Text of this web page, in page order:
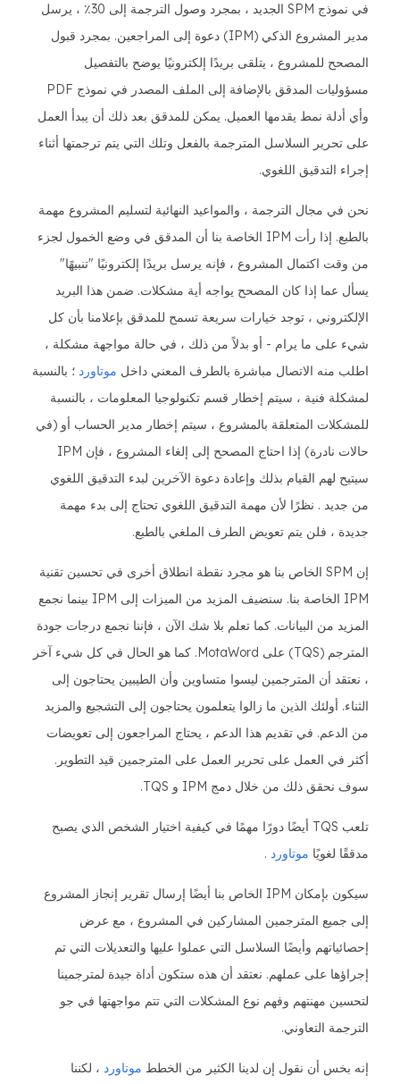
في نموذج SPM الجديد ، بمجرد وصول الترجمة إلى 30٪ ، يرسل
مدير المشروع الذكي (IPM) دعوة إلى المراجعين. بمجرد قبول
المصحح للمشروع ، يتلقى بريدًا إلكترونيًا يوضح بالتفصيل
مسؤوليات المدقق بالإضافة إلى الملف المصدر في نموذج PDF
وأي أدلة نمط يقدمها العميل. يمكن للمدقق بعد ذلك أن يبدأ العمل
على تحرير السلاسل المترجمة بالفعل وتلك التي يتم ترجمتها أثناء
إجراء التدقيق اللغوي.
نحن في مجال الترجمة ، والمواعيد النهائية لتسليم المشروع مهمة
بالطبع. إذا رأت IPM الخاصة بنا أن المدقق في وضع الخمول لجزء
من وقت اكتمال المشروع ، فإنه يرسل بريدًا إلكترونيًا "تنبيهًا"
يسأل عما إذا كان المصحح يواجه أية مشكلات. ضمن هذا البريد
الإلكتروني ، توجد خيارات سريعة تسمح للمدقق بإعلامنا بأن كل
شيء على ما يرام - أو بدلاً من ذلك ، في حالة مواجهة مشكلة ،
اطلب منه الاتصال مباشرة بالطرف المعني داخل موتاورد؛ بالنسبة
لمشكلة فنية ، سيتم إخطار قسم تكنولوجيا المعلومات ، بالنسبة
للمشكلات المتعلقة بالمشروع ، سيتم إخطار مدير الحساب أو (في
حالات نادرة) إذا احتاج المصحح إلى إلغاء المشروع ، فإن IPM
سيتيح لهم القيام بذلك وإعادة دعوة الآخرين لبدء التدقيق اللغوي
من جديد . نظرًا لأن مهمة التدقيق اللغوي تحتاج إلى بدء مهمة
جديدة ، فلن يتم تعويض الطرف الملغي بالطبع.
إن SPM الخاص بنا هو مجرد نقطة انطلاق أخرى في تحسين تقنية
IPM الخاصة بنا. سنضيف المزيد من الميزات إلى IPM بينما نجمع
المزيد من البيانات. كما تعلم بلا شك الآن ، فإننا نجمع درجات جودة
المترجم (TQS) على MotaWord. كما هو الحال في كل شيء آخر
، نعتقد أن المترجمين ليسوا متساوين وأن الطيبين يحتاجون إلى
الثناء. أولئك الذين ما زالوا يتعلمون يحتاجون إلى التشجيع والمزيد
من الدعم. في تقديم هذا الدعم ، يحتاج المراجعون إلى تعويضات
أكثر في العمل على تحرير العمل على المترجمين قيد التطوير.
سوف نحقق ذلك من خلال دمج IPM و TQS.
تلعب TQS أيضًا دورًا مهمًا في كيفية اختيار الشخص الذي يصبح
مدققًا لغويًا موتاورد.
سيكون بإمكان IPM الخاص بنا أيضًا إرسال تقرير إنجاز المشروع
إلى جميع المترجمين المشاركين في المشروع ، مع عرض
إحصائياتهم وأيضًا السلاسل التي عملوا عليها والتعديلات التي تم
إجراؤها على عملهم. نعتقد أن هذه ستكون أداة جيدة لمترجمينا
لتحسين مهنتهم وفهم نوع المشكلات التي تتم مواجهتها في جو
الترجمة التعاوني.
إنه بخس أن نقول إن لدينا الكثير من الخطط موتاورد، لكننا